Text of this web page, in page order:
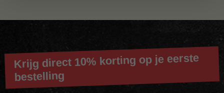
Krijg direct 10% korting op je eerste
bestelling